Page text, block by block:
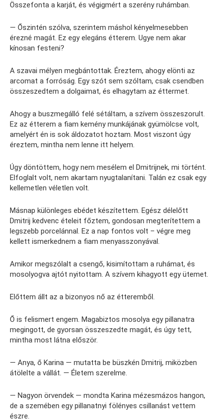
Összefonta a karját, és végigmért a szerény ruhámban.
— Őszintén szólva, szerintem máshol kényelmesebben
érezné magát. Ez egy elegáns étterem. Ugye nem akar
kínosan festeni?
A szavai mélyen megbántottak. Éreztem, ahogy elönti az
arcomat a forróság. Egy szót sem szóltam, csak csendben
összeszedtem a dolgaimat, és elhagytam az éttermet.
Ahogy a buszmegálló felé sétáltam, a szívem összeszorult.
Ez az étterem a fiam kemény munkájának gyümölcse volt,
amelyért én is sok áldozatot hoztam. Most viszont úgy
éreztem, mintha nem lenne itt helyem.
Úgy döntöttem, hogy nem mesélem el Dmitrijnek, mi történt.
Elfoglalt volt, nem akartam nyugtalanítani. Talán ez csak egy
kellemetlen véletlen volt.
Másnap különleges ebédet készítettem. Egész délelőtt
Dmitrij kedvenc ételeit főztem, gondosan megterítettem a
legszebb porcelánnal. Ez a nap fontos volt – végre meg
kellett ismerkednem a fiam menyasszonyával.
Amikor megszólalt a csengő, kisimítottam a ruhámat, és
mosolyogva ajtót nyitottam. A szívem kihagyott egy ütemet.
Előttem állt az a bizonyos nő az étteremből.
Ő is felismert engem. Magabiztos mosolya egy pillanatra
megingott, de gyorsan összeszedte magát, és úgy tett,
mintha most látna először.
— Anya, ő Karina — mutatta be büszkén Dmitrij, miközben
átölelte a vállát. — Életem szerelme.
— Nagyon örvendek — mondta Karina mézesmázos hangon,
de a szemében egy pillanatnyi fölényes csillanást vettem
észre.